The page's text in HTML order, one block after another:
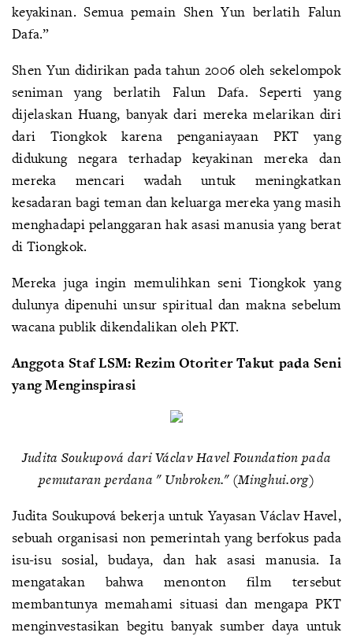
keyakinan. Semua pemain Shen Yun berlatih Falun
Dafa.”
Shen Yun didirikan pada tahun 2006 oleh sekelompok
seniman yang berlatih Falun Dafa. Seperti yang
dijelaskan Huang, banyak dari mereka melarikan diri
dari Tiongkok karena penganiayaan PKT yang
didukung negara terhadap keyakinan mereka dan
mereka mencari wadah untuk meningkatkan
kesadaran bagi teman dan keluarga mereka yang masih
menghadapi pelanggaran hak asasi manusia yang berat
di Tiongkok.
Mereka juga ingin memulihkan seni Tiongkok yang
dulunya dipenuhi unsur spiritual dan makna sebelum
wacana publik dikendalikan oleh PKT.
Anggota Staf LSM: Rezim Otoriter Takut pada Seni
yang Menginspirasi
Judita Soukupová dari Václav Havel Foundation pada
pemutaran perdana " Unbroken."(Minghui.org)
Judita Soukupová bekerja untuk Yayasan Václav Havel,
sebuah organisasi non pemerintah yang berfokus pada
isu-isu sosial, budaya, dan hak asasi manusia. Ia
mengatakan bahwa menonton film tersebut
membantunya memahami situasi dan mengapa PKT
menginvestasikan begitu banyak sumber daya untuk